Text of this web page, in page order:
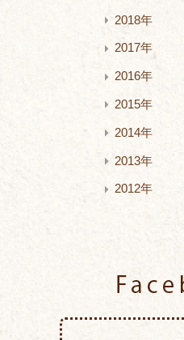
2018年
2017年
2016年
2015年
2014年
2013年
2012年